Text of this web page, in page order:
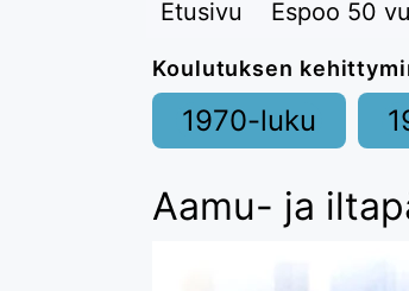
Etusivu Espoo 50
Koulutuksen
1970-luku
Aamu- ja